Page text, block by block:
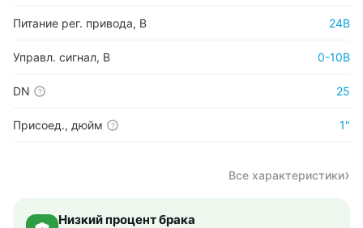
Питание рег. привода, В 24В
Управл. сигнал, В 0-10В
DN ? 25
Присоед., дюйм ? 1"
Все характеристики
Низкий процент брака